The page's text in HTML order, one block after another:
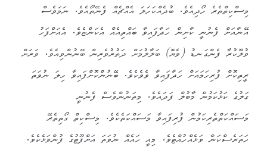
މިސްކިތްތެރެ ހޯދިއެވެ. ބުދެއްކަހަލަ އެއްޗެއް ފެނޭތޯއެވެ. ނަމަވެސް
އޭނާއަށް ފެނުނީ ކާށިން ހަދާފައިވާ ބައްތިއެއް އެކަންޏެވެ. އެއަށްފަހު
ވުލޫކުރާ ފެންގަނޑު (ވެޔޮ) ބަލާލުމަށް ދަތުރުވެރިން ބޭނުންވިއެވެ. ވަރަށް
ރީތިކޮށް ފުރިހަމައަށް ހަދާފައިވާ ވެވެކެވެ. ބޭނުންކޮށްފައިވާ ހިލަ ނުވަތަ
ގަލުގެ ކަޅުކަމުން މާބުލް ފަދައެވެ. މިތަނުންވެސް ފެނުނީ
މަސައްކަތްތެރިކަމުން ފުރިފައިވާ މަސައްކަތެކެވެ. މިސްކިތް ގޯތިތެރޭ
ހަތަރެސްކަން ވަޅެއްހުއްޓެވެ. މިއީ ހައެއް ނުވަތަ އަށްފޫޓުގެ ފުންވަޅެކެވެ.